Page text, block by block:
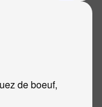
de boeuf,